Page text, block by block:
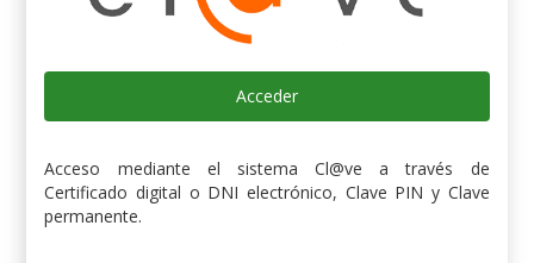
Acceder
Acceso mediante el sistema Cl@ve a través de
Certificado digital o DNI electrónico, Clave PIN y Clave
permanente.